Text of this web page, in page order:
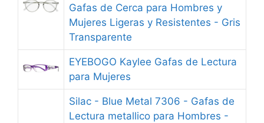
Gafas de Cerca para Hombres y
Mujeres Ligeras y Resistentes - Gris
Transparente
EYEBOGO Kaylee Gafas de Lectura
para Mujeres
Silac - Blue Metal 7306 - Gafas de
Lectura metallico para Hombres -